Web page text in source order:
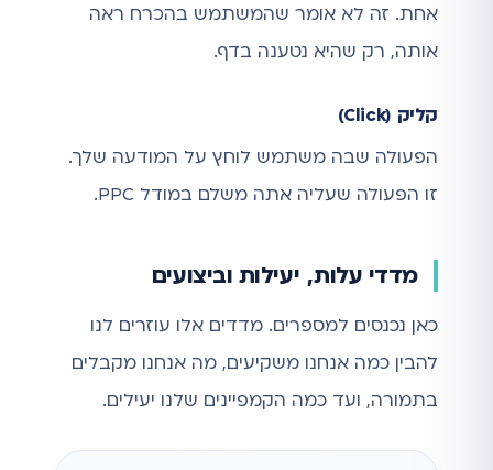
אחת. זה לא אומר שהמשתמש בהכרח ראה
אותה, רק שהיא נטענה בדף.
קליק (Click)
הפעולה שבה משתמש לוחץ על המודעה שלך.
זו הפעולה שעליה אתה משלם במודל PPC.
מדדי עלות, יעילות וביצועים
כאן נכנסים למספרים. מדדים אלו עוזרים לנו
להבין כמה אנחנו משקיעים, מה אנחנו מקבלים
בתמורה, ועד כמה הקמפיינים שלנו יעילים.